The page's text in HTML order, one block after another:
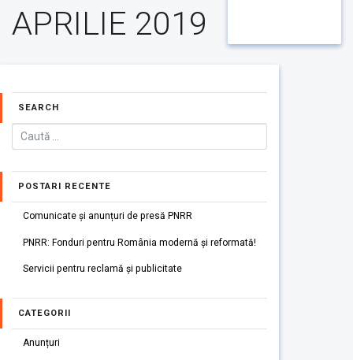
APRILIE 2019
SEARCH
POSTARI RECENTE
Comunicate și anunțuri de presă PNRR
PNRR: Fonduri pentru România modernă și reformată!
Servicii pentru reclamă și publicitate
CATEGORII
Anunțuri